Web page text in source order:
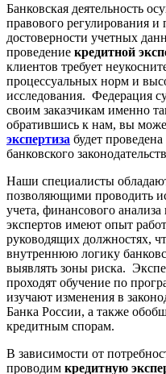
Банковская деятельность
правового регулирования
достоверности учетных
проведение кредитной
клиентов требует
процессуальных норм и
исследования. Федерация
своим заказчикам именно
обратившись к нам, вы
экспертиза будет
банковского
Наши специалисты
позволяющими проводить
учета, финансового
экспертов имеют опыт
руководящих должностях,
внутреннюю логику
выявлять зоны риска.
проходят обучение по
изучают изменения в
Банка России, а также
кредитным спорам.
В зависимости от
проводим кредитную